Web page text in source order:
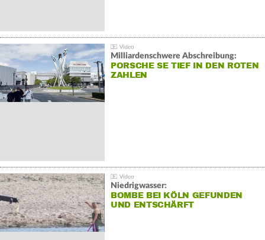
Milliardenschwere Abschreibung:
PORSCHE SE TIEF IN DEN ROTEN
ZAHLEN
Niedrigwasser:
BOMBE BEI KÖLN GEFUNDEN
UND ENTSCHÄRFT